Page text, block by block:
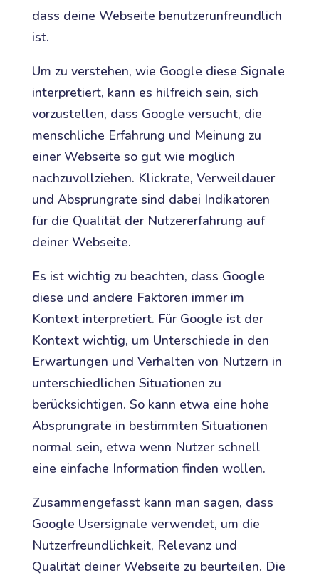
dass deine Webseite benutzerunfreundlich
ist.
Um zu verstehen, wie Google diese Signale
interpretiert, kann es hilfreich sein, sich
vorzustellen, dass Google versucht, die
menschliche Erfahrung und Meinung zu
einer Webseite so gut wie möglich
nachzuvollziehen. Klickrate, Verweildauer
und Absprungrate sind dabei Indikatoren
für die Qualität der Nutzererfahrung auf
deiner Webseite.
Es ist wichtig zu beachten, dass Google
diese und andere Faktoren immer im
Kontext interpretiert. Für Google ist der
Kontext wichtig, um Unterschiede in den
Erwartungen und Verhalten von Nutzern in
unterschiedlichen Situationen zu
berücksichtigen. So kann etwa eine hohe
Absprungrate in bestimmten Situationen
normal sein, etwa wenn Nutzer schnell
eine einfache Information finden wollen.
Zusammengefasst kann man sagen, dass
Google Usersignale verwendet, um die
Nutzerfreundlichkeit, Relevanz und
Qualität deiner Webseite zu beurteilen. Die